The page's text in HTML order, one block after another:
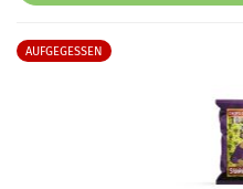
AUFGEGESSEN